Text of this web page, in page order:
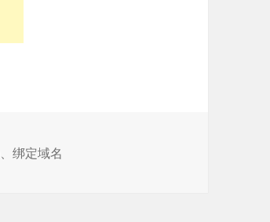
、绑定域名